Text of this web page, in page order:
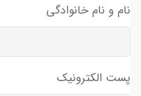
نام و نام خانوادگی
پست الکترونیک